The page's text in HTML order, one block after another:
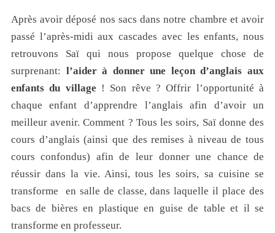
Après avoir déposé nos sacs dans notre chambre et avoir
passé l’après-midi aux cascades avec les enfants, nous
retrouvons Saï qui nous propose quelque chose de
surprenant: l’aider à donner une leçon d’anglais aux
enfants du village ! Son rêve ? Offrir l’opportunité à
chaque enfant d’apprendre l’anglais afin d’avoir un
meilleur avenir. Comment ? Tous les soirs, Saï donne des
cours d’anglais (ainsi que des remises à niveau de tous
cours confondus) afin de leur donner une chance de
réussir dans la vie. Ainsi, tous les soirs, sa cuisine se
transforme en salle de classe, dans laquelle il place des
bacs de bières en plastique en guise de table et il se
transforme en professeur.